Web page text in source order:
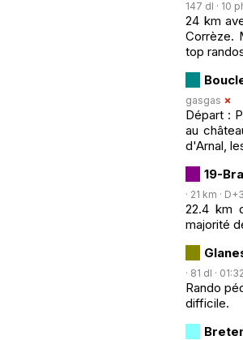
147 dl · 10
24 km
Corrèze.
top
gasgas
Départ :
au
d'Arnal,
19-
· 21 km ·
22.4 km
majorité
· 81 dl · 01:32
Rando
difficile.